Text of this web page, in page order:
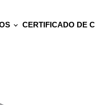
CERTIFICADO DE